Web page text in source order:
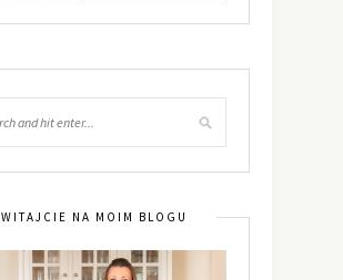
WITAJCIE NA MOIM BLOGU